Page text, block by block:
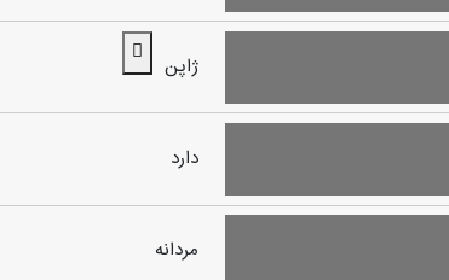
ژاپن
دارد
مردانه